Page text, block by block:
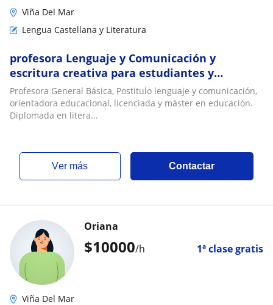
Viña Del Mar
Lengua Castellana y Literatura
profesora Lenguaje y Comunicación y
escritura creativa para estudiantes y
personas adultas. Amplia experiencia.
Alfabetización
Profesora General Básica, Postitulo lenguaje y comunicación,
orientadora educacional, licenciada y máster en educación.
Diplomada en litera...
ver más Contactar
$10000/h 1ª clase gratis
Oriana
Viña Del Mar